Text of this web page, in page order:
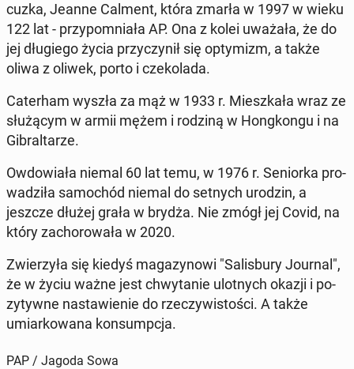
cuz­ka, Jeanne Calment, która zmarła w 1997 w wieku
122 lat - przy­po­mnia­ła AP. Ona z kolei uważała, że do
jej dłu­gie­go życia przy­czy­nił się opty­mizm, a także
oliwa z oliwek, porto i cze­ko­la­da.
Ca­ter­ham wyszła za mąż w 1933 r. Miesz­ka­ła wraz ze
słu­żą­cym w armii mężem i rodziną w Hong­kon­gu i na
Gi­bral­ta­rze.
Owdo­wia­ła niemal 60 lat temu, w 1976 r. Se­nior­ka pro­
wa­dzi­ła sa­mo­chód niemal do setnych urodzin, a
jeszcze dłużej grała w brydża. Nie zmógł jej Covid, na
który za­cho­ro­wa­ła w 2020.
Zwie­rzy­ła się kiedyś ma­ga­zy­no­wi "Sa­lis­bu­ry Journal",
że w życiu ważne jest chwy­ta­nie ulot­nych okazji i po­
zy­tyw­ne na­sta­wie­nie do rze­czy­wi­sto­ści. A także
umiar­ko­wa­na kon­sump­cja.
PAP / Jagoda Sowa